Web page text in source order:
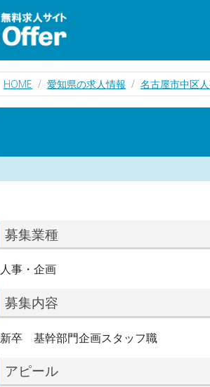
HOME 愛知県の求人情報 名古屋市中区
募集業種
人事・企画
募集内容
新卒 基幹部門企画スタッフ職
アピール